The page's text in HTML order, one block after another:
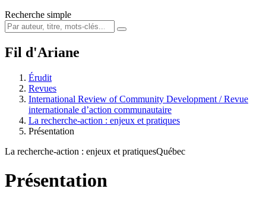
Recherche simple
Fil d'Ariane
Érudit
Revues
International Review of Community Development / Revue
internationale d’action communautaire
La recherche-action : enjeux et pratiques
Présentation
La recherche-action : enjeux et pratiquesQuébec
Présentation